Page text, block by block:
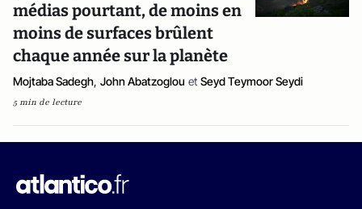
médias pourtant, de moins en
moins de surfaces brûlent
chaque année sur la planète
Mojtaba Sadegh, John Abatzoglou et Seyd Teymoor Seydi
5 min de lecture